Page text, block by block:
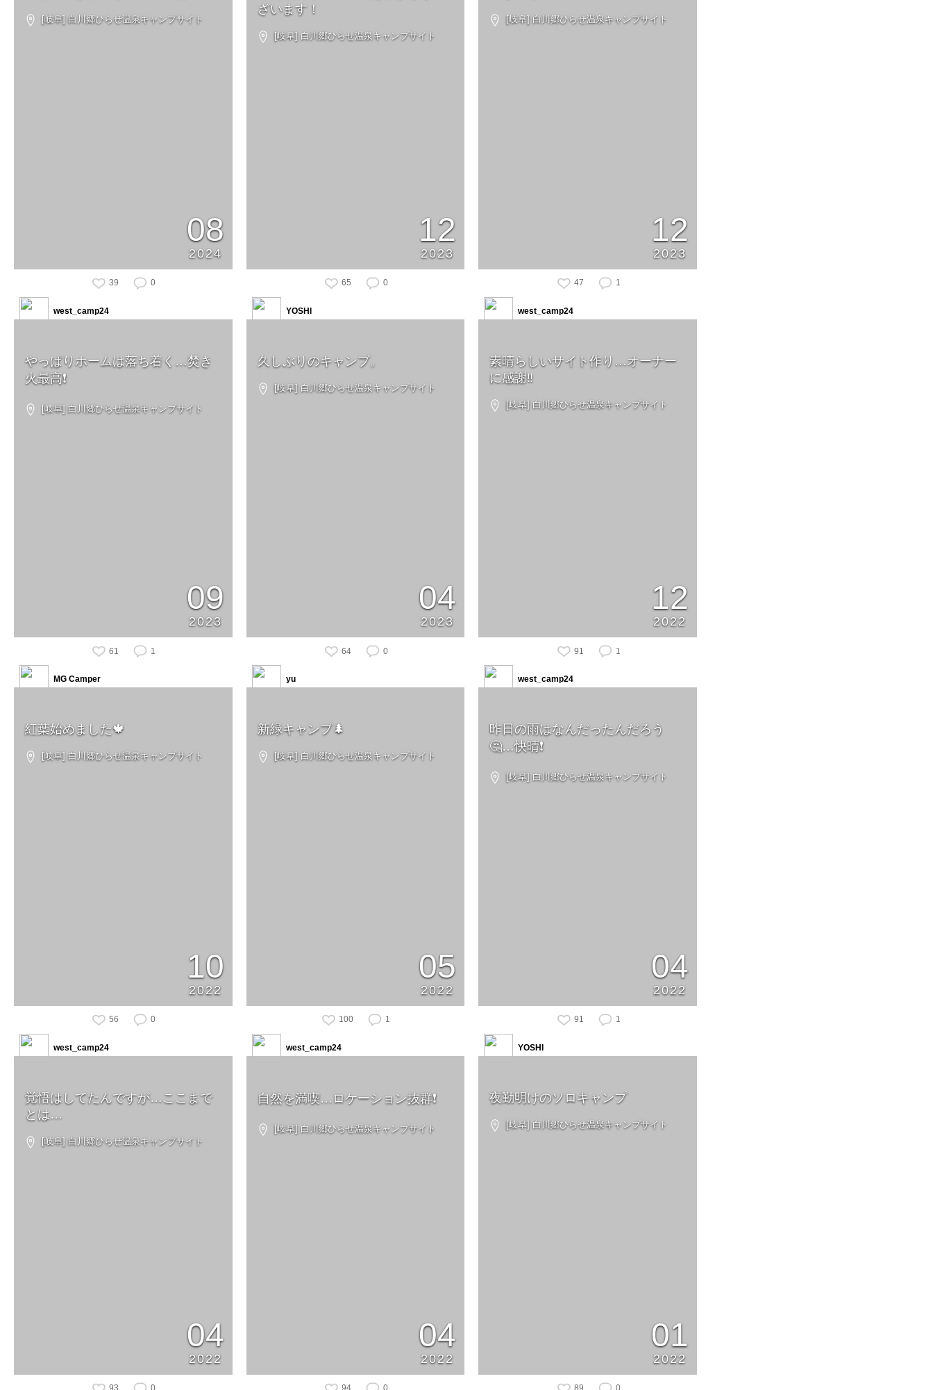
[岐阜] 白川郷ひらせ温泉キャンプサイト
08
2024
39 0
ざいます！
[岐阜] 白川郷ひらせ温泉キャンプサイト
12
2023
65 0
[岐阜] 白川郷ひらせ温泉キャンプサイト
12
2023
47 1
やっぱりホームは落ち着く…焚き
火最高❗️
[岐阜] 白川郷ひらせ温泉キャンプサイト
09
2023
west_camp24
61 1
久しぶりのキャンプ。
[岐阜] 白川郷ひらせ温泉キャンプサイト
04
2023
YOSHI
64 0
素晴らしいサイト作り…オーナー
に感謝‼️
[岐阜] 白川郷ひらせ温泉キャンプサイト
12
2022
west_camp24
91 1
紅葉始めました🍁
[岐阜] 白川郷ひらせ温泉キャンプサイト
10
2022
MG Camper
56 0
新緑キャンプ🌲
[岐阜] 白川郷ひらせ温泉キャンプサイト
05
2022
yu
100 1
昨日の雨はなんだったんだろう
🤔…快晴❗️
[岐阜] 白川郷ひらせ温泉キャンプサイト
04
2022
west_camp24
91 1
覚悟はしてたんですが…ここまで
とは…
[岐阜] 白川郷ひらせ温泉キャンプサイト
04
2022
west_camp24
自然を満喫…ロケーション抜群❗️
[岐阜] 白川郷ひらせ温泉キャンプサイト
04
2022
west_camp24
夜勤明けのソロキャンプ
[岐阜] 白川郷ひらせ温泉キャンプサイト
01
2022
YOSHI